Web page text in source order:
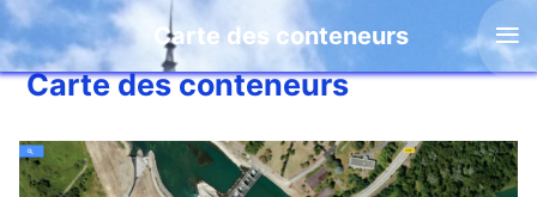
Carte des conteneurs
Carte des conteneurs ≡